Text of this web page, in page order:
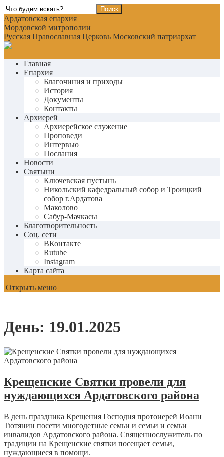
Ардатовская епархия
Мордовской митрополии
Русская Православная Церковь Московский патриархат
Главная
Епархия
Благочиния и приходы
История
Документы
Контакты
Архиерей
Архиерейское служение
Проповеди
Интервью
Послания
Новости
Святыни
Ключевская пустынь
Никольский кафедральный собор и Троицкий
собор г.Ардатова
Маколово
Сабур-Мачкасы
Благотворительность
Соц. сети
ВКонтакте
Rutube
Instagram
Карта сайта
Открыть меню
День: 19.01.2025
Крещенские Святки провели для
нуждающихся Ардатовского района
В день праздника Крещения Господня протоиерей Иоанн
Тютянин посети многодетные семьи и семьи и семьи
инвалидов Ардатовского района. Священнослужитель по
традиции на Крещенские святки посещает семьи,
нуждающиеся в помощи.